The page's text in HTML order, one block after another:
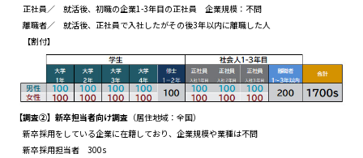
正社員／ 就活後、初職の企業1-3年目の正社員 企業規模：不問
離職者／ 就活後、正社員で入社したがその後3年以内に離職した人
【割付】
【調査②】新卒担当者向け調査 （居住地域：全国）
新卒採用をしている企業に在籍しており、企業規模や業種は不問
新卒採用担当者 300s